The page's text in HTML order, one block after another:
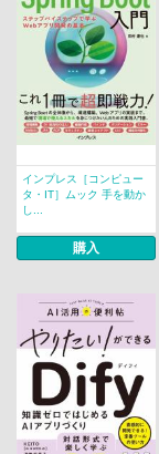
インプレス［コンピュー
タ・IT］ムック 手を動か
し...
購入